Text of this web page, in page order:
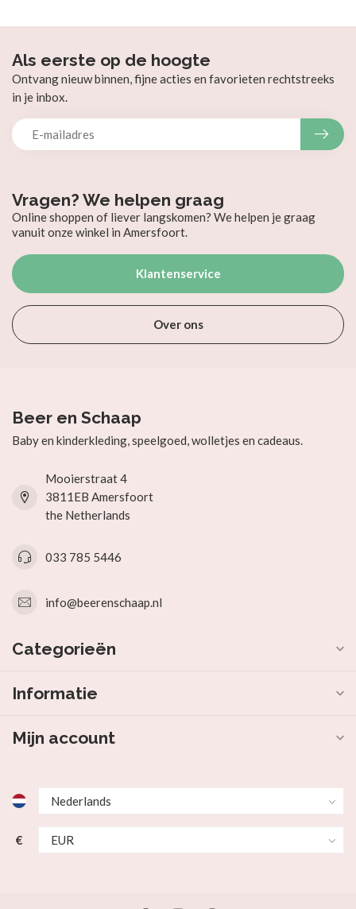
Vragen? We helpen graag
Online shoppen of liever langskomen? We helpen je graag
vanuit onze winkel in Amersfoort.
Klantenservice
Over ons
Als eerste op de hoogte
Ontvang nieuw binnen, fijne acties en favorieten rechtstreeks
in je inbox.
Beer en Schaap
Baby en kinderkleding, speelgoed, wolletjes en cadeaus.
Mooierstraat 4
3811EB Amersfoort
the Netherlands
033 785 5446
info@beerenschaap.nl
Categorieën
Informatie
Mijn account
€